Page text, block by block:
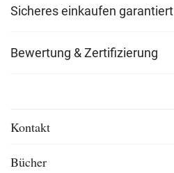
Sicheres einkaufen garantiert
Bewertung & Zertifizierung
Kontakt
Bücher